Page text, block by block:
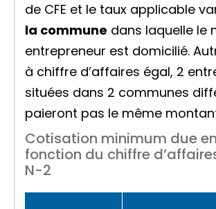
de CFE et le taux applicable
la commune dans laquelle le
entrepreneur est domicilié.
à chiffre d’affaires égal, 2
situées dans 2 communes
paieront pas le même
Cotisation minimum due
fonction du chiffre
N-2